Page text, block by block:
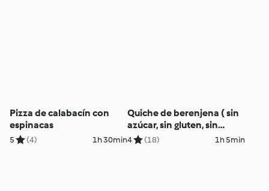
Pizza de calabacín con
espinacas
5 (4) 1h 30min
Quiche de berenjena ( sin
azúcar, sin gluten, sin
huevo, sin lactosa)
4 (18) 1h 5min